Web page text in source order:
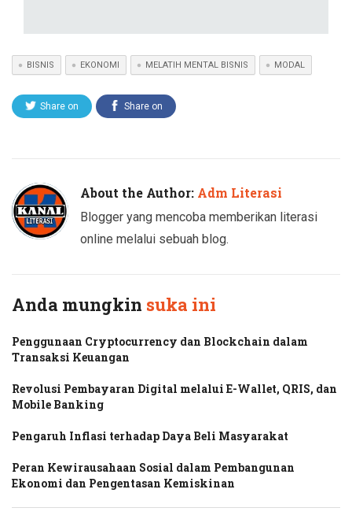
BISNIS EKONOMI MELATIH MENTAL BISNIS MODAL
Share on Share on
About the Author: Adm Literasi
Blogger yang mencoba memberikan literasi
online melalui sebuah blog.
Anda mungkin suka ini
Penggunaan Cryptocurrency dan Blockchain dalam
Transaksi Keuangan
Revolusi Pembayaran Digital melalui E-Wallet, QRIS, dan
Mobile Banking
Pengaruh Inflasi terhadap Daya Beli Masyarakat
Peran Kewirausahaan Sosial dalam Pembangunan
Ekonomi dan Pengentasan Kemiskinan